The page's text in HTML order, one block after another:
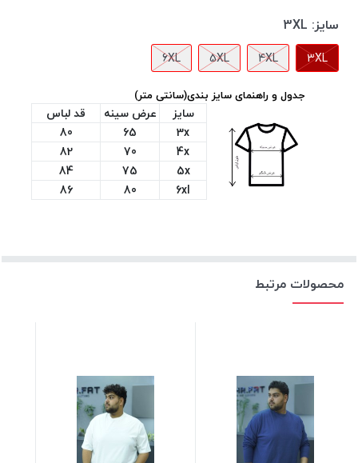
سایز: 3XL
3XL
4XL
5XL
6XL
جدول و راهنمای سایز بندی(سانتی متر)
سایز عرض سینه
قد لباس
3x
65
80
4x
70
82
5x
75
84
6xl
80
86
محصولات مرتبط